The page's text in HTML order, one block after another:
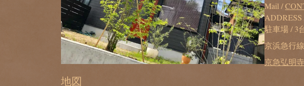
Mail /
駐車場 / 3
京浜急行
京急弘明
地図